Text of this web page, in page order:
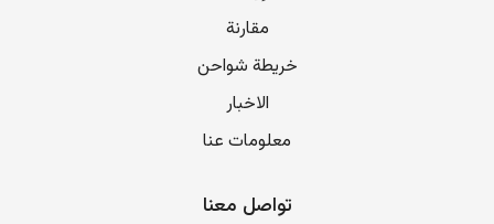
مقارنة
خريطة شواحن
الاخبار
معلومات عنا
تواصل معنا